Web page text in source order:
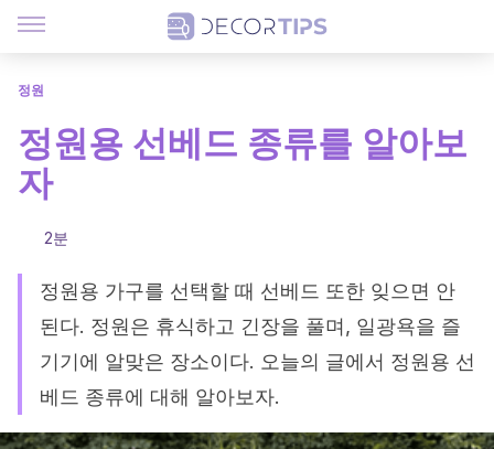
정원
정원용 선베드 종류를 알아보
자
2분
정원용 가구를 선택할 때 선베드 또한 잊으면 안
된다. 정원은 휴식하고 긴장을 풀며, 일광욕을 즐
기기에 알맞은 장소이다. 오늘의 글에서 정원용 선
베드 종류에 대해 알아보자.